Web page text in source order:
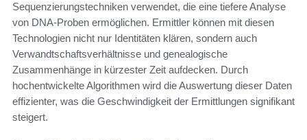
Sequenzierungstechniken verwendet, die eine tiefere Analyse
von DNA-Proben ermöglichen. Ermittler können mit diesen
Technologien nicht nur Identitäten klären, sondern auch
Verwandtschaftsverhältnisse und genealogische
Zusammenhänge in kürzester Zeit aufdecken. Durch
hochentwickelte Algorithmen wird die Auswertung dieser Daten
effizienter, was die Geschwindigkeit der Ermittlungen signifikant
steigert.